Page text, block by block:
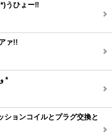
うひょー‼︎
ァ!!
スイスポ洗車 (๑˃ᴗ˂)ﻭ *
ションコイルとプラグ交換と